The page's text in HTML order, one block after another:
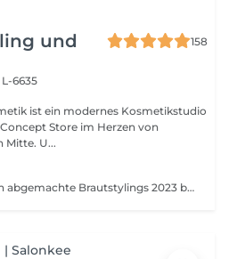
und
158
6635
ist ein modernes Kosmetikstudio
Store im Herzen von
Wasserbillig, in der neuen Mitte. U...
Nur für bereits vertraglich abgemachte Brautstylings 2023 buchbar. Wenn du Interesse an einem Brautstyling hast, was du noch nicht gebucht hast, bitte nicht buchen. Kontaktiere mich dann erst über WhatsApp.